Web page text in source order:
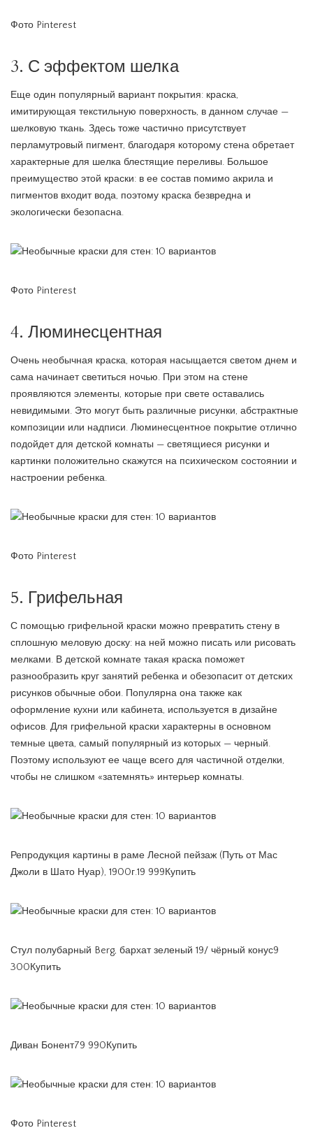
Фото Pinterest
3. С эффектом шелка
Еще один популярный вариант покрытия: краска,
имитирующая текстильную поверхность, в данном случае —
шелковую ткань. Здесь тоже частично присутствует
перламутровый пигмент, благодаря которому стена обретает
характерные для шелка блестящие переливы. Большое
преимущество этой краски: в ее состав помимо акрила и
пигментов входит вода, поэтому краска безвредна и
экологически безопасна.
Фото Pinterest
4. Люминесцентная
Очень необычная краска, которая насыщается светом днем и
сама начинает светиться ночью. При этом на стене
проявляются элементы, которые при свете оставались
невидимыми. Это могут быть различные рисунки, абстрактные
композиции или надписи. Люминесцентное покрытие отлично
подойдет для детской комнаты — светящиеся рисунки и
картинки положительно скажутся на психическом состоянии и
настроении ребенка.
Фото Pinterest
5. Грифельная
С помощью грифельной краски можно превратить стену в
сплошную меловую доску: на ней можно писать или рисовать
мелками. В детской комнате такая краска поможет
разнообразить круг занятий ребенка и обезопасит от детских
рисунков обычные обои. Популярна она также как
оформление кухни или кабинета, используется в дизайне
офисов. Для грифельной краски характерны в основном
темные цвета, самый популярный из которых — черный.
Поэтому используют ее чаще всего для частичной отделки,
чтобы не слишком «затемнять» интерьер комнаты.
Репродукция картины в раме Лесной пейзаж (Путь от Мас
Джоли в Шато Нуар), 1900г.19 999Купить
Стул полубарный Berg, бархат зеленый 19/ чёрный конус9
300Купить
Диван Бонент79 990Купить
Фото Pinterest